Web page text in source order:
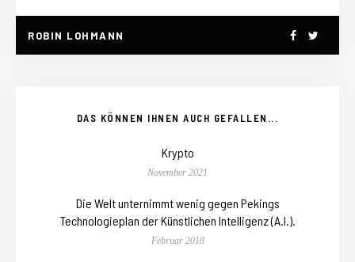
ROBIN LOHMANN
DAS KÖNNEN IHNEN AUCH GEFALLEN...
Krypto
November 2021
Die Welt unternimmt wenig gegen Pekings
Technologieplan der Künstlichen Intelligenz (A.I.).
Februar 2018